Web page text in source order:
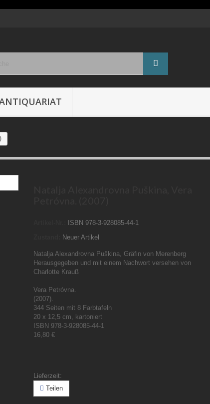
ISBN 978-3-928085-44-1
Neuer Artikel
Natalja Alexandrovna Puškina, Gräfin von Merenberg
Herausgegeben und mit einem Nachwort versehen von
Charlotte Krauß
Vera Petróvna.
(2007).
344 Seiten mit 8 Farbtafeln
20 x 12,5 cm, kartoniert
ISBN 978-3-928085-44-1
16,80 €
Lieferzeit:
Teilen